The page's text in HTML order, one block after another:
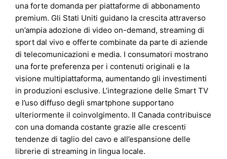
una forte domanda per piattaforme di abbonamento
premium. Gli Stati Uniti guidano la crescita attraverso
un’ampia adozione di video on-demand, streaming di
sport dal vivo e offerte combinate da parte di aziende
di telecomunicazioni e media. I consumatori mostrano
una forte preferenza per i contenuti originali e la
visione multipiattaforma, aumentando gli investimenti
in produzioni esclusive. L’integrazione delle Smart TV
e l’uso diffuso degli smartphone supportano
ulteriormente il coinvolgimento. Il Canada contribuisce
con una domanda costante grazie alle crescenti
tendenze di taglio del cavo e all’espansione delle
librerie di streaming in lingua locale.